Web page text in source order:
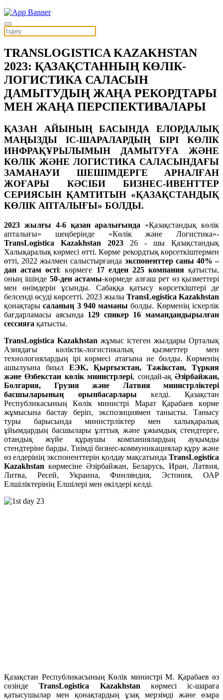
TRANSLOGISTICA KAZAKHSTAN
2023: ҚАЗАҚСТАННЫҢ КӨЛІК-
ЛОГИСТИКА САЛАСЫН
ДАМЫТУДЫҢ ЖАҢА РЕКОРДТАРЫ
МЕН ЖАҢА ПЕРСПЕКТИВАЛАРЫ
ҚАЗАН АЙЫНЫҢ БАСЫНДА ЕЛОРДАЛЫҚ
МАҢЫЗДЫ ІС-ШАРАЛАРДЫҢ БІРІ КӨЛІК
ИНФРАҚҰРЫЛЫМЫН ДАМЫТУҒА ЖӘНЕ
КӨЛІК ЖӘНЕ ЛОГИСТИКА САЛАСЫНДАҒЫ
ЗАМАНАУИ ШЕШІМДЕРГЕ АРНАЛҒАН
ЖОҒАРЫ КӘСІБИ БИЗНЕС-ИВЕНТТЕР
СЕРИЯСЫН ҚАМТИТЫН «ҚАЗАҚСТАНДЫҚ
КӨЛІК АПТАЛЫҒЫ» БОЛДЫ.
2023 жылғы 4-6 қазан аралығында «Қазақстандық көлік
апталығы» шеңберінде «Көлік және Логистика»-
TransLogistica Kazakhstan 2023 26 - шы Қазақстандық
Халықаралық көрмесі өтті. Көрме рекордтық көрсеткіштермен
өтті, 2022 жылмен салыстырғанда экспоненттер саны 40% –
дан астам өсті: көрмеге 17 елден 225 компанияқатысты,
оның ішінде 50-ден астамы-көрмеде алғаш рет өз қызметтері
мен өнімдерін ұсынды. Сабаққа қатысу көрсеткіштері де
белсенді өсуді көрсетті. 2023 жылы TransLogistica Kazakhstan
қонақтарысаланың 3 940 маманы болды. Көрменің іскерлік
бағдарламасы аясында 129 спикер 16 мамандандырылған
сессияға қатысты.
TransLogistica Kazakhstan жұмыс істеген жылдары Орталық
Азиядағы көліктік-логистикалық қызметтер мен
технологиялардың ірі көрмесі атағына ие болды. Көрменің
ашылуына биыл ЕЭК, Қырғызстан, Тәжікстан, Түркия
және Өзбекстан көлік министрлері, сондай-ақӘзірбайжан,
Болгария, Грузия және Латвия министрліктері
басшыларының орынбасарлары келді. Қазақстан
Республикасының Көлік министрі Марат Қарабаев көрме
жұмысына бастау беріп, экспозициямен танысты. Танысу
туры барысында министрліктер мен халықаралық
ұйымдардың басшылары ұлттық және ұжымдық стендтерге,
отандық жүйе құраушы компаниялардың ауқымды
стендтеріне барды. Тиімді бизнес-коммуникациялар құру және
өз елдерінің экспоненттерін қолдау мақсатында TransLogistica
Kazakhstan көрмесіне Әзірбайжан, Беларусь, Иран, Латвия,
Литва, Ресей, Украина, Финляндия, Эстония, ОАР
Елшіліктерінің Елшілері мен өкілдері келді.
Қазақстан Республикасының Көлік министрі М. Қарабаев өз
сөзіндеTransLogistica Kazakhstan көрмесі іс-шараға
қатысушылар мен қонақтардың ұзақ мерзімді және өзара